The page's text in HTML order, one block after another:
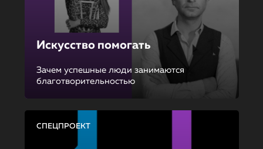
Искусство помогать
Зачем успешные люди занимаются
благотворительностью
СПЕЦПРОЕКТ